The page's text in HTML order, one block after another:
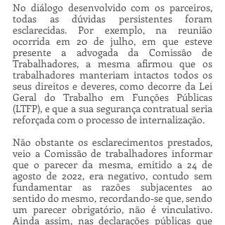
No diálogo desenvolvido com os parceiros,
todas as dúvidas persistentes foram
esclarecidas. Por exemplo, na reunião
ocorrida em 20 de julho, em que esteve
presente a advogada da Comissão de
Trabalhadores, a mesma afirmou que os
trabalhadores manteriam intactos todos os
seus direitos e deveres, como decorre da Lei
Geral do Trabalho em Funções Públicas
(LTFP), e que a sua segurança contratual seria
reforçada com o processo de internalização.
Não obstante os esclarecimentos prestados,
veio a Comissão de trabalhadores informar
que o parecer da mesma, emitido a 24 de
agosto de 2022, era negativo, contudo sem
fundamentar as razões subjacentes ao
sentido do mesmo, recordando-se que, sendo
um parecer obrigatório, não é vinculativo.
Ainda assim, nas declarações públicas que